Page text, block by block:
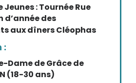
Jeunes : Tournée Rue
d’année des
aux dîners Cléophas
:
Dame de Grâce de
(18-30 ans)